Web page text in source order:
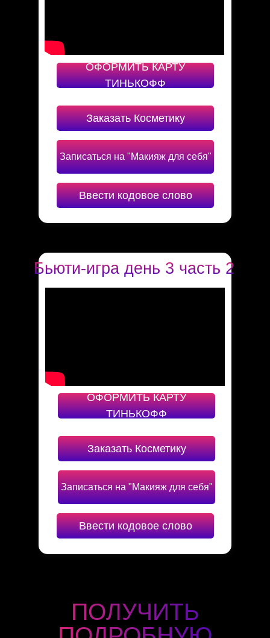
Бьюти-игра день 3 часть 2
ОФОРМИТЬ КАРТУ
ТИНЬКОФФ
Записаться на "Макияж для себя"
Заказать Косметику
ОФОРМИТЬ КАРТУ
ТИНЬКОФФ
Заказать Косметику
Записаться на "Макияж для себя"
Ввести кодовое слово
Ввести кодовое слово
ПОЛУЧИТЬ